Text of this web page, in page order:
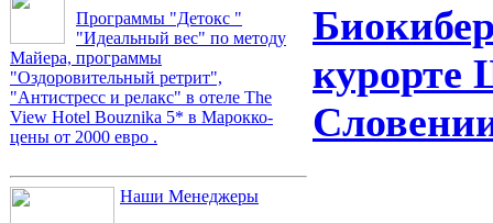
Программы "Детокс "
"Идеальный вес" по методу
Майера, программы
"Оздоровительный ретрит",
"Антистресс и релакс" в отеле The
View Hotel Bouznika 5* в Марокко-
цены от 2000 евро .
Наши Менеджеры
курорте